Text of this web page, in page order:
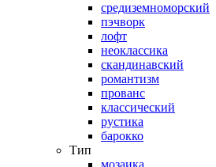
средиземноморский
пэчворк
лофт
неоклассика
скандинавский
романтизм
прованс
классический
рустика
барокко
Тип
мозаика